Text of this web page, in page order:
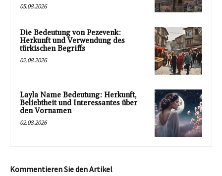
05.08.2026
Die Bedeutung von Pezevenk:
Herkunft und Verwendung des
türkischen Begriffs
02.08.2026
Layla Name Bedeutung: Herkunft,
Beliebtheit und Interessantes über
den Vornamen
02.08.2026
Kommentieren Sie den Artikel